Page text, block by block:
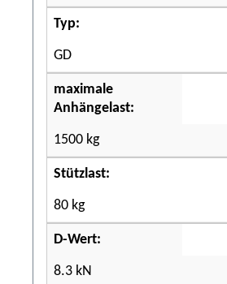
Typ:
GD
maximale
Anhängelast:
1500 kg
Stützlast:
80 kg
D-Wert:
8.3 kN